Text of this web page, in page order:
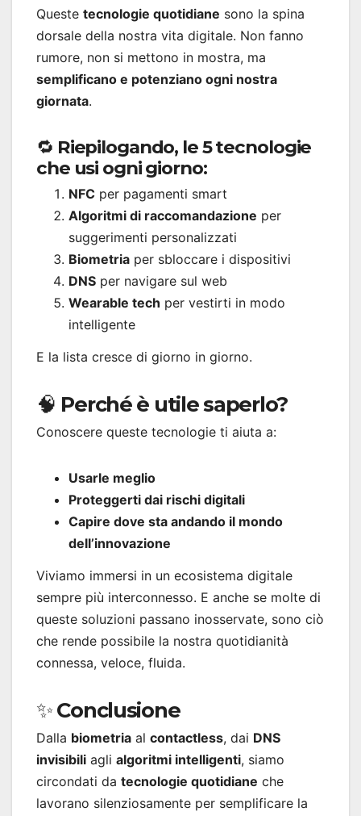
Queste tecnologie quotidiane sono la spina
dorsale della nostra vita digitale. Non fanno
rumore, non si mettono in mostra, ma
semplificano e potenziano ogni nostra
giornata.
🔁 Riepilogando, le 5 tecnologie
che usi ogni giorno:
NFC per pagamenti smart
Algoritmi di raccomandazione per
suggerimenti personalizzati
Biometria per sbloccare i dispositivi
DNS per navigare sul web
Wearable tech per vestirti in modo
intelligente
E la lista cresce di giorno in giorno.
🧠 Perché è utile saperlo?
Conoscere queste tecnologie ti aiuta a:
Usarle meglio
Proteggerti dai rischi digitali
Capire dove sta andando il mondo
dell’innovazione
Viviamo immersi in un ecosistema digitale
sempre più interconnesso. E anche se molte di
queste soluzioni passano inosservate, sono ciò
che rende possibile la nostra quotidianità
connessa, veloce, fluida.
✨ Conclusione
Dalla biometria al contactless, dai DNS
invisibili agli algoritmi intelligenti, siamo
circondati da tecnologie quotidiane che
lavorano silenziosamente per semplificare la